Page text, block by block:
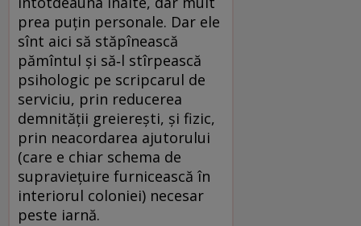
prea puțin personale. Dar ele
sînt aici să stăpînească
pămîntul și să‑l stîrpească
psihologic pe scripcarul de
serviciu, prin reducerea
demnității greierești, și fizic,
prin neacordarea ajutorului
(care e chiar schema de
supraviețuire furnicească în
interiorul coloniei) necesar
peste iarnă.